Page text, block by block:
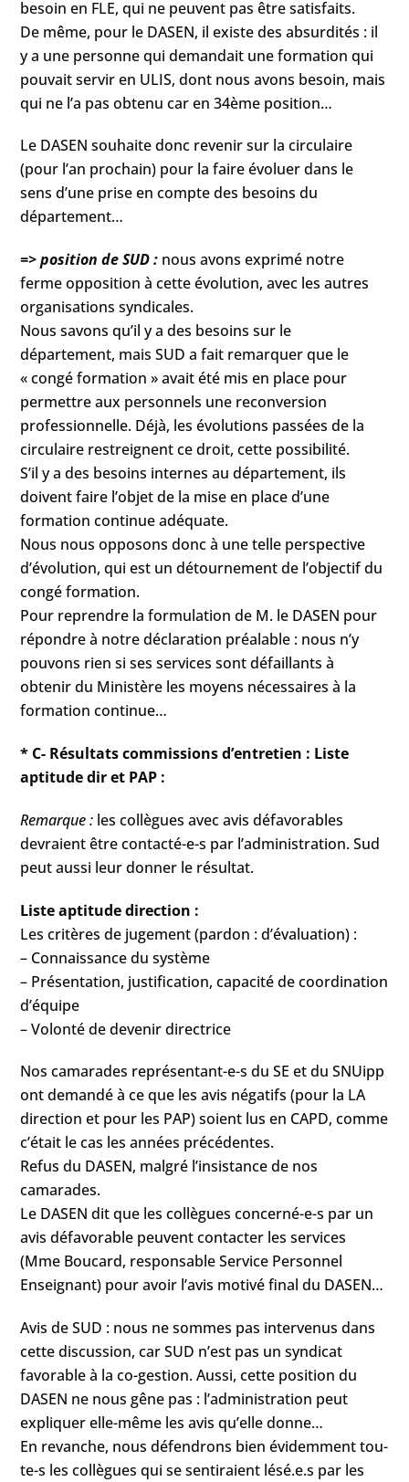
besoin en FLE, qui ne peuvent pas être satisfaits.
De même, pour le DASEN, il existe des absurdités : il
y a une personne qui demandait une formation qui
pouvait servir en ULIS, dont nous avons besoin, mais
qui ne l’a pas obtenu car en 34ème position…
Le DASEN souhaite donc revenir sur la circulaire
(pour l’an prochain) pour la faire évoluer dans le
sens d’une prise en compte des besoins du
département…
=> position de SUD : nous avons exprimé notre
ferme opposition à cette évolution, avec les autres
organisations syndicales.
Nous savons qu’il y a des besoins sur le
département, mais SUD a fait remarquer que le
« congé formation » avait été mis en place pour
permettre aux personnels une reconversion
professionnelle. Déjà, les évolutions passées de la
circulaire restreignent ce droit, cette possibilité.
S’il y a des besoins internes au département, ils
doivent faire l’objet de la mise en place d’une
formation continue adéquate.
Nous nous opposons donc à une telle perspective
d’évolution, qui est un détournement de l’objectif du
congé formation.
Pour reprendre la formulation de M. le DASEN pour
répondre à notre déclaration préalable : nous n’y
pouvons rien si ses services sont défaillants à
obtenir du Ministère les moyens nécessaires à la
formation continue…
* C- Résultats commissions d’entretien : Liste
aptitude dir et PAP :
Remarque : les collègues avec avis défavorables
devraient être contacté-e-s par l’administration. Sud
peut aussi leur donner le résultat.
Liste aptitude direction :
Les critères de jugement (pardon : d’évaluation) :
– Connaissance du système
– Présentation, justification, capacité de coordination
d’équipe
– Volonté de devenir directrice
Nos camarades représentant-e-s du SE et du SNUipp
ont demandé à ce que les avis négatifs (pour la LA
direction et pour les PAP) soient lus en CAPD, comme
c’était le cas les années précédentes.
Refus du DASEN, malgré l’insistance de nos
camarades.
Le DASEN dit que les collègues concerné-e-s par un
avis défavorable peuvent contacter les services
(Mme Boucard, responsable Service Personnel
Enseignant) pour avoir l’avis motivé final du DASEN…
Avis de SUD : nous ne sommes pas intervenus dans
cette discussion, car SUD n’est pas un syndicat
favorable à la co-gestion. Aussi, cette position du
DASEN ne nous gêne pas : l’administration peut
expliquer elle-même les avis qu’elle donne…
En revanche, nous défendrons bien évidemment tou-
te-s les collègues qui se sentiraient lésé.e.s par les